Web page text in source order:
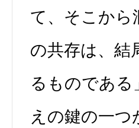
て、そこから
の共存は、結
るものである
えの鍵の一